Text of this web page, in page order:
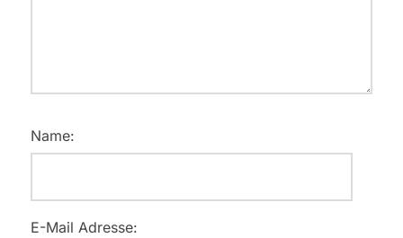
Name:
E-Mail Adresse: